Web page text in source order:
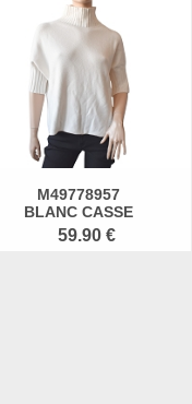
M49778957
BLANC CASSE
59.90 €